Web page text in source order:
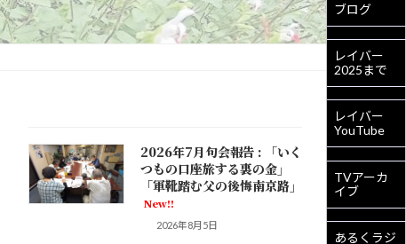
2026年7月句会報告 : 「いく
つもの口座旅する裏の金」
「軍靴踏む父の後悔南京路」
New!!
2026年8月5日
ブログ
レイバー
2025まで
レイバー
YouTube
TVアーカ
イブ
あるくラジ